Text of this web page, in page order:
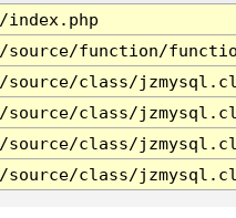
/index.php
/source/function/
/source/class/
/source/class/
/source/class/
/source/class/